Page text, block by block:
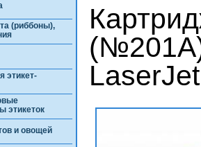
(риббоны),
этикет-
этикеток
и овощей